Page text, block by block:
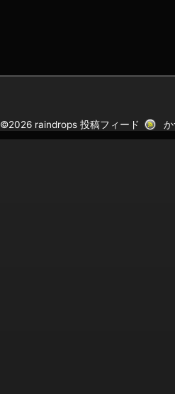
©2026 raindrops投稿フィード